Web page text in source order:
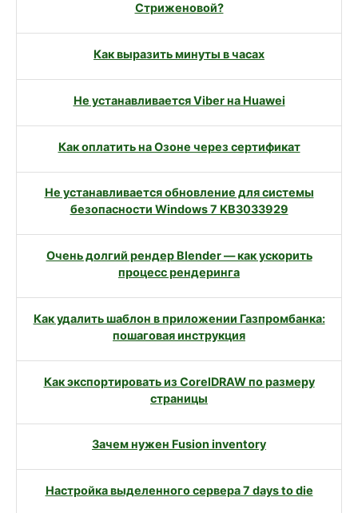
Стриженовой?
Как выразить минуты в часах
Не устанавливается Viber на Huawei
Как оплатить на Озоне через сертификат
Не устанавливается обновление для системы
безопасности Windows 7 KB3033929
Очень долгий рендер Blender — как ускорить
процесс рендеринга
Как удалить шаблон в приложении Газпромбанка:
пошаговая инструкция
Как экспортировать из CorelDRAW по размеру
страницы
Зачем нужен Fusion inventory
Настройка выделенного сервера 7 days to die